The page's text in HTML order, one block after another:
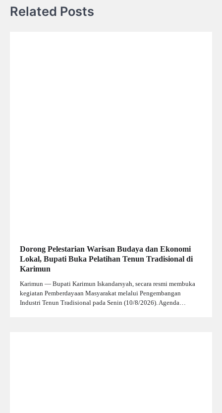
Related Posts
Dorong Pelestarian Warisan Budaya dan Ekonomi
Lokal, Bupati Buka Pelatihan Tenun Tradisional di
Karimun
Karimun — Bupati Karimun Iskandarsyah, secara resmi membuka
kegiatan Pemberdayaan Masyarakat melalui Pengembangan
Industri Tenun Tradisional pada Senin (10/8/2026). Agenda…